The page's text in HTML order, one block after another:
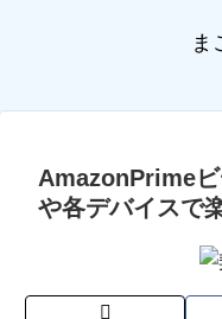
ま
AmazonPrime
や各デバイスで